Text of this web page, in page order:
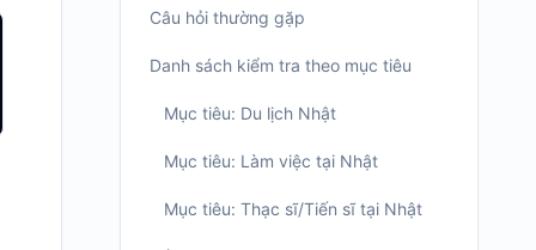
Câu hỏi thường gặp
Danh sách kiểm tra theo mục tiêu
Mục tiêu: Du lịch Nhật
Mục tiêu: Làm việc tại Nhật
Mục tiêu: Thạc sĩ/Tiến sĩ tại Nhật